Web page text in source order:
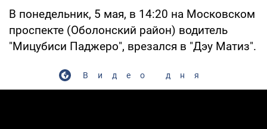
В понедельник, 5 мая, в 14:20 на Московском
проспекте (Оболонский район) водитель
"Мицубиси Паджеро", врезался в "Дэу Матиз".
Видео дня